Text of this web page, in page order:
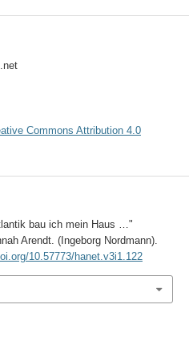
Commons Attribution 4.0
bau ich mein Haus …"
Arendt. (Ingeborg Nordmann).
10.57773/hanet.v3i1.122